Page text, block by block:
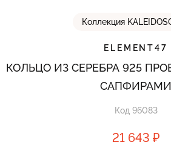
Коллекция
ELEMENT47
КОЛЬЦО ИЗ СЕРЕБРА 925
САПФИРАМИ
Код 96083
21 643 ₽